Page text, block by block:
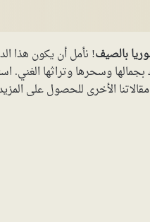
بالصيف! نأمل أن يكون هذا
وسحرها وتراثها الغني.
الأخرى للحصول على